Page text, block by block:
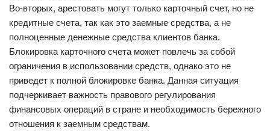
Во-вторых, арестовать могут только карточный счет, но не
кредитные счета, так как это заемные средства, а не
полноценные денежные средства клиентов банка.
Блокировка карточного счета может повлечь за собой
ограничения в использовании средств, однако это не
приведет к полной блокировке банка. Данная ситуация
подчеркивает важность правового регулирования
финансовых операций в стране и необходимость бережного
отношения к заемным средствам.